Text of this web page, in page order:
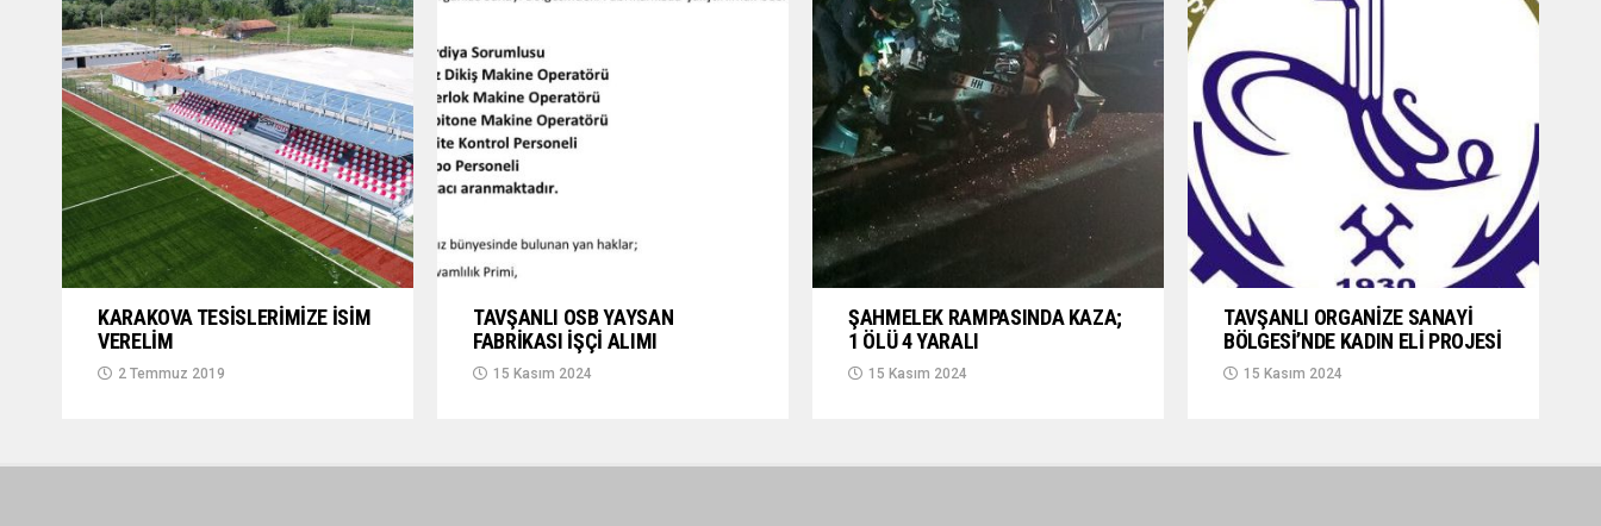
KARAKOVA TESİSLERİMİZE İSİM
VERELİM
2 Temmuz 2019
TAVŞANLI OSB YAYSAN
FABRİKASI İŞÇİ ALIMI
15 Kasım 2024
ŞAHMELEK RAMPASINDA KAZA;
1 ÖLÜ 4 YARALI
15 Kasım 2024
TAVŞANLI ORGANİZE SANAYİ
BÖLGESİ’NDE KADIN ELİ PROJESİ
15 Kasım 2024